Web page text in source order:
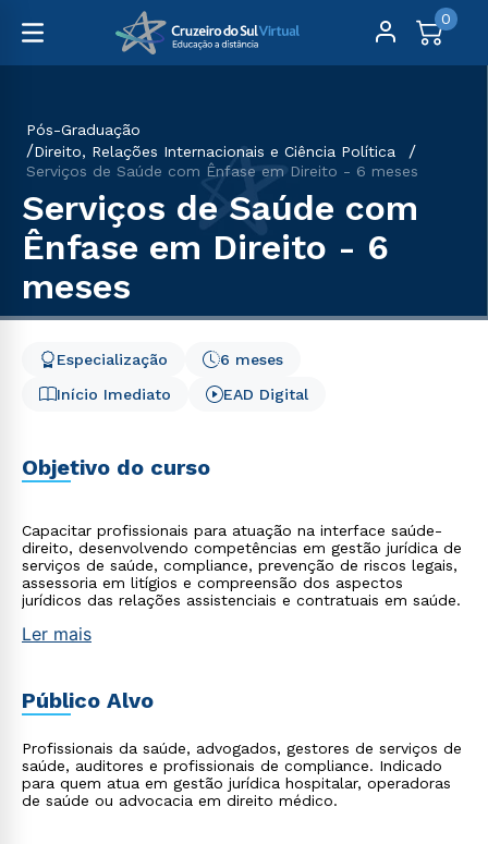
0
Pós-Graduação
Direito, Relações Internacionais e Ciência Política
Serviços de Saúde com Ênfase em Direito - 6 meses
Serviços de Saúde com
Ênfase em Direito - 6
meses
Início Imediato
6 meses
Especialização
EAD Digital
Objetivo do curso
Capacitar profissionais para atuação na interface saúde-
direito, desenvolvendo competências em gestão jurídica de
serviços de saúde, compliance, prevenção de riscos legais,
assessoria em litígios e compreensão dos aspectos
jurídicos das relações assistenciais e contratuais em saúde.
Ler mais
Público Alvo
Profissionais da saúde, advogados, gestores de serviços de
saúde, auditores e profissionais de compliance. Indicado
para quem atua em gestão jurídica hospitalar, operadoras
de saúde ou advocacia em direito médico.